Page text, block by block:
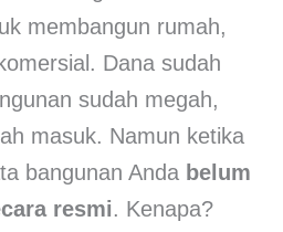
membangun rumah,
Dana sudah
sudah megah,
masuk. Namun ketika
bangunan Anda belum
resmi. Kenapa?